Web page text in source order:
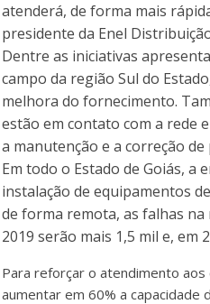
atenderá, de forma mais
presidente da Enel
Dentre as iniciativas
campo da região Sul do
melhora do fornecimento.
estão em contato com a rede
a manutenção e a correção de
Em todo o Estado de Goiás, a
instalação de equipamentos
de forma remota, as falhas na
2019 serão mais 1,5 mil e, em
Para reforçar o atendimento
aumentar em 60% a capacidade